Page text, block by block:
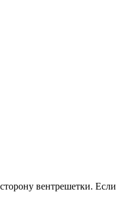
вентрешетки. Если